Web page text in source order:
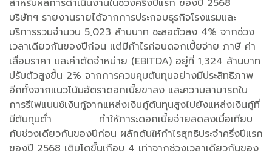
บริษัทฯ รายงานรายได้จากการประกอบธุรกิจโรงแรมและ
บริการรวมจำนวน 5,023 ล้านบาท ชะลอตัวลง 4% จากช่วง
เวลาเดียวกันของปีก่อน แต่มีกำไรก่อนดอกเบี้ยจ่าย ภาษี ค่า
เสื่อมราคา และค่าตัดจำหน่าย (EBITDA) อยู่ที่ 1,324 ล้านบาท
ปรับตัวสูงขึ้น 2% จากการควบคุมต้นทุนอย่างมีประสิทธิภาพ
อีกทั้งจากแนวโน้มอัตราดอกเบี้ยขาลง และความสามารถใน
การรีไฟแนนซ์เงินกู้จากแหล่งเงินกู้ต้นทุนสูงไปยังแหล่งเงินกู้ที่
มีต้นทุนต่ำ ทำให้ภาระดอกเบี้ยจ่ายลดลงเมื่อเทียบ
กับช่วงเดียวกันของปีก่อน ผลักดันให้กำไรสุทธิประจำครึ่งปีแรก
ของปี 2568 เติบโตขึ้นเกือบ 4 เท่าจากช่วงเวลาเดียวกันของ